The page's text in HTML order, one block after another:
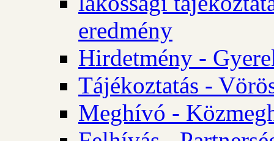
eredmény
Hirdetmény -
Tájékoztatás -
Meghívó -